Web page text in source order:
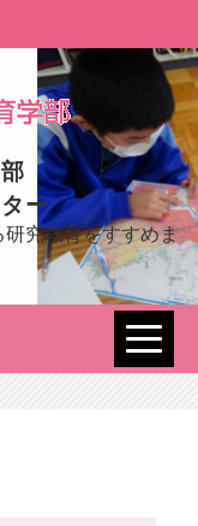
ー
究教育をすすめま